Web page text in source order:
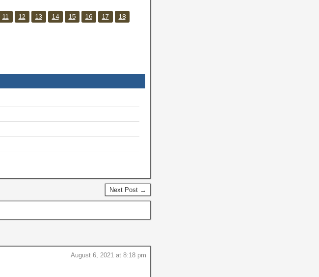
11 12 13 14 15 16 17
18
Next Post →
August 6, 2021 at 8:18 pm